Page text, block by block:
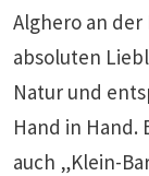
Alghero an
absoluten
Natur und
Hand in Hand.
auch „Klein-